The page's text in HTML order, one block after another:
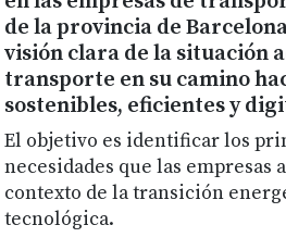
de la provincia de
visión clara de la situación
transporte en su camino
sostenibles, eficientes y
El objetivo es identificar los
necesidades que las empresas
contexto de la transición
tecnológica.